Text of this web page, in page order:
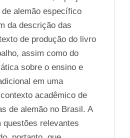
alemão específico
da descrição das
de produção do livro
assim como do
sobre o ensino e
em uma
acadêmico de
de alemão no Brasil. A
questões relevantes